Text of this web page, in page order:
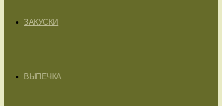
ЗАКУСКИ
ВЫПЕЧКА